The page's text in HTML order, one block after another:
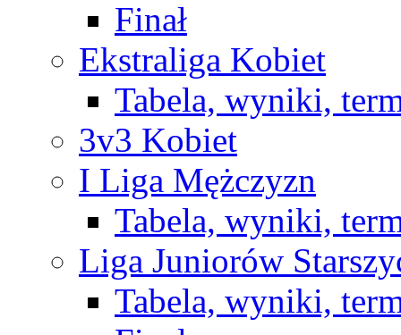
Finał
Ekstraliga Kobiet
Tabela, wyniki,
3v3 Kobiet
I Liga Mężczyzn
Tabela, wyniki,
Liga Juniorów
Tabela, wyniki,